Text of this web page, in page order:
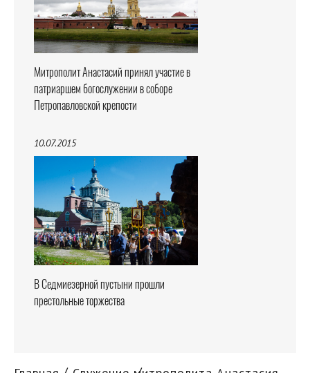
Митрополит Анастасий принял участие в
патриаршем богослужении в соборе
Петропавловской крепости
10.07.2015
В Седмиезерной пустыни прошли
престольные торжества